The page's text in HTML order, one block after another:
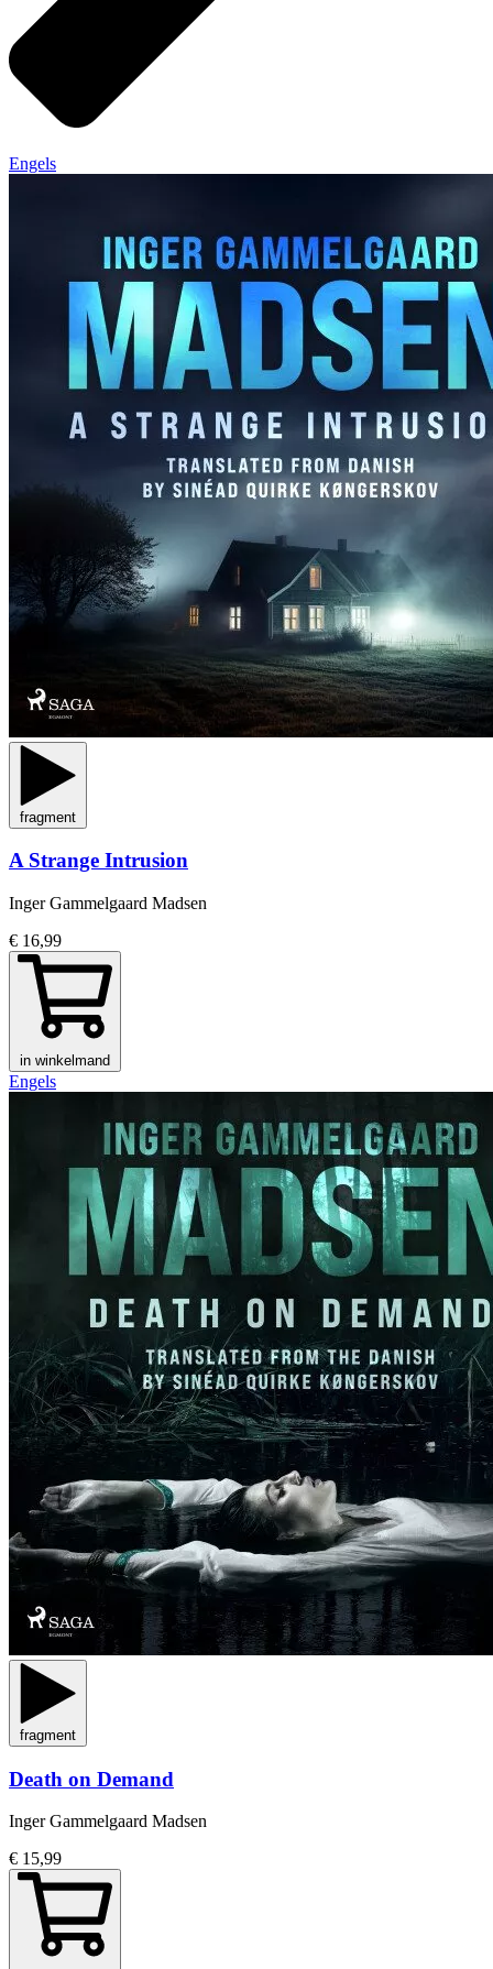
Engels
fragment
A Strange Intrusion
Inger Gammelgaard Madsen
€ 16,99
in winkelmand
Engels
fragment
Death on Demand
Inger Gammelgaard Madsen
€ 15,99